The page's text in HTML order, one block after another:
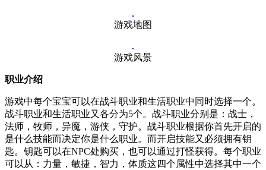
游戏地图
游戏风景
职业介绍
游戏中每个宝宝可以在战斗职业和生活职业中同时选择一个。
战斗职业和生活职业又各分为5个。战斗职业分别是：战士，
法师，牧师，异魔，游侠，守护。战斗职业根据你首先开启的
是什么技能而决定你是什么职业。而开启技能又必须拥有钥
匙。钥匙可以在NPC处购买，也可以通过打怪获得。每个职业
可以从：力量，敏捷，智力，体质这四个属性中选择其中一个